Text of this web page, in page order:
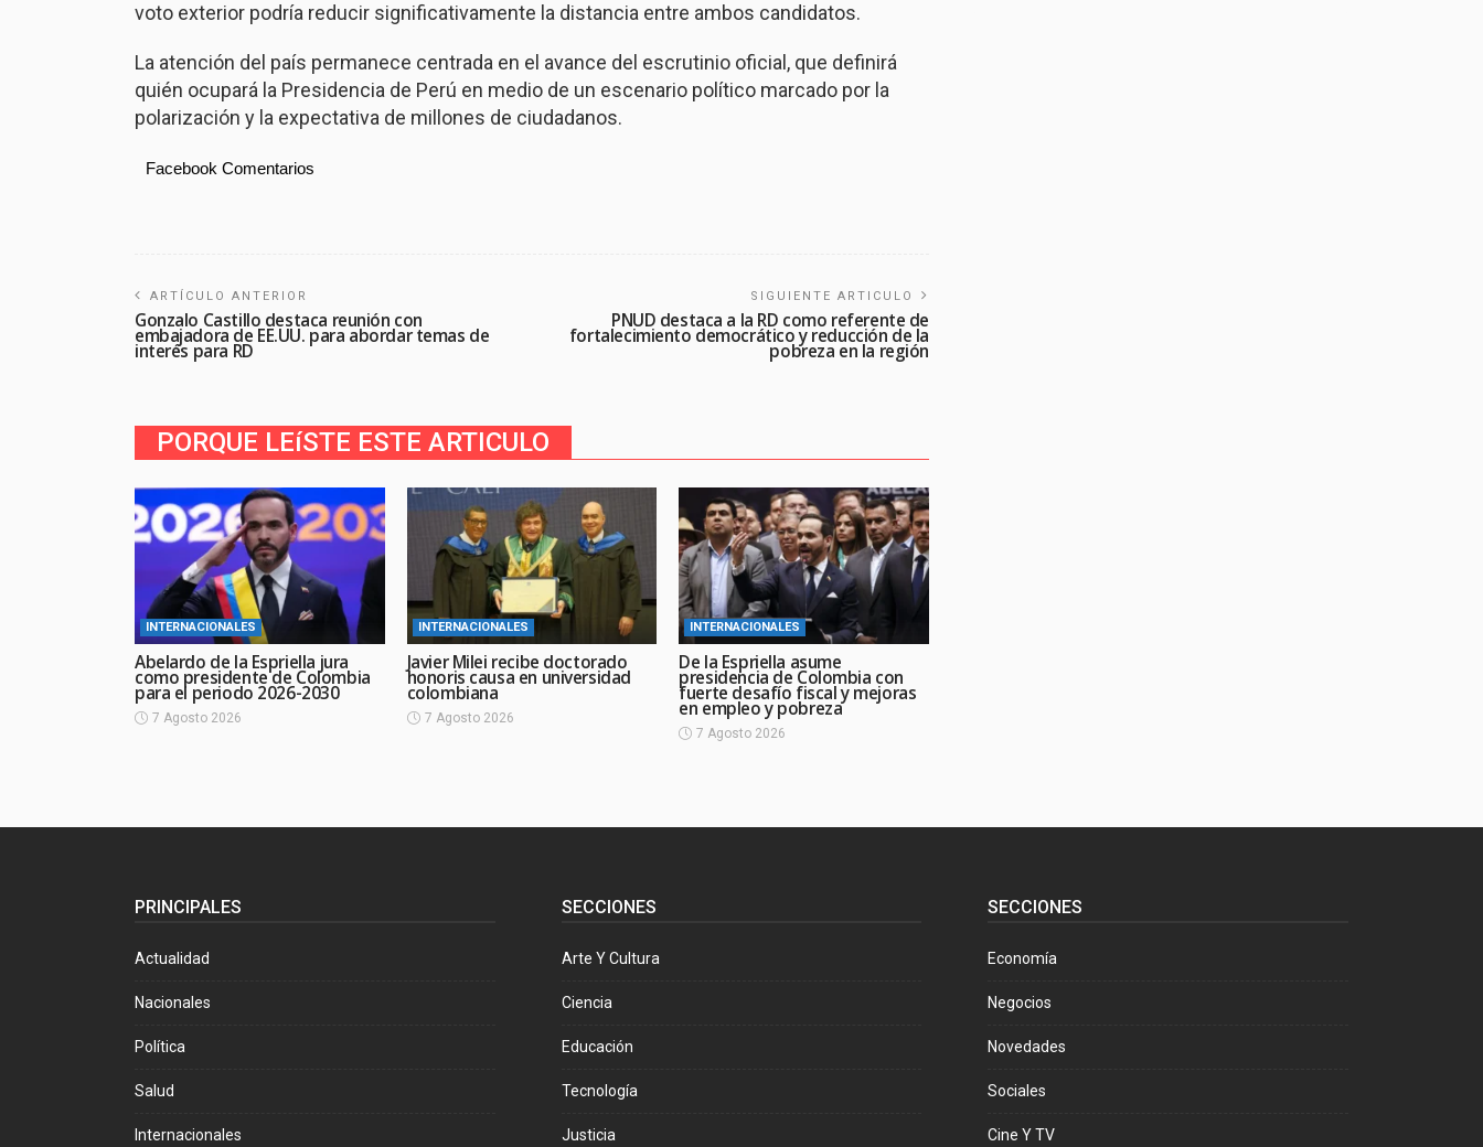
voto exterior podría reducir significativamente la distancia entre ambos candidatos.
La atención del país permanece centrada en el avance del escrutinio oficial, que definirá
quién ocupará la Presidencia de Perú en medio de un escenario político marcado por la
polarización y la expectativa de millones de ciudadanos.
Facebook Comentarios
ARTÍCULO ANTERIOR
Gonzalo Castillo destaca reunión con
embajadora de EE.UU. para abordar temas de
interés para RD
SIGUIENTE ARTICULO
PNUD destaca a la RD como referente de
fortalecimiento democrático y reducción de la
pobreza en la región
PORQUE LEíSTE ESTE ARTICULO
INTERNACIONALES
Abelardo de la Espriella jura
como presidente de Colombia
para el periodo 2026-2030
7 Agosto 2026
INTERNACIONALES
Javier Milei recibe doctorado
honoris causa en universidad
colombiana
7 Agosto 2026
INTERNACIONALES
De la Espriella asume
presidencia de Colombia con
fuerte desafío fiscal y mejoras
en empleo y pobreza
7 Agosto 2026
PRINCIPALES
Actualidad
Nacionales
Política
Salud
Internacionales
SECCIONES
Arte Y Cultura
Ciencia
Educación
Tecnología
Justicia
SECCIONES
Economía
Negocios
Novedades
Sociales
Cine Y TV